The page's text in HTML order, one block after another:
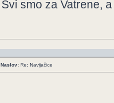
Svi smo za Vatrene,
Naslov: Re: Navijačice